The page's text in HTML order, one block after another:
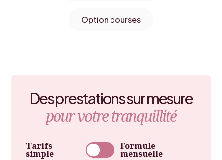
Option courses
Des prestations sur mesure
pour votre tranquillité
Tarifs
simple
Formule
mensuelle